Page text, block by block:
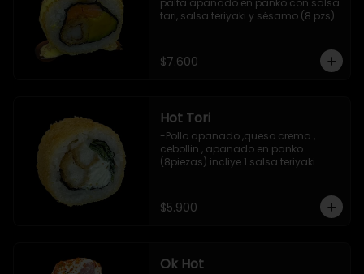
palta apanado en panko con salsa
tari, salsa teriyaki y sésamo (8 pzs).
$7.600
Hot Tori
-Pollo apanado ,queso crema ,
cebollin , apanado en panko
(8piezas) incliye 1 salsa teriyaki
$5.900
Ok Hot